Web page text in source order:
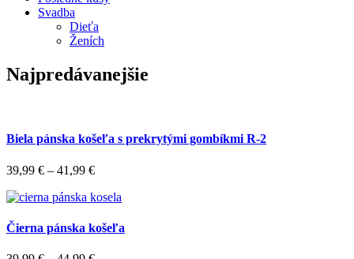
Svadba
Dieťa
Ženích
Najpredávanejšie
Biela pánska košeľa s prekrytými gombíkmi R-2
39,99 € – 41,99 €
Čierna pánska košeľa